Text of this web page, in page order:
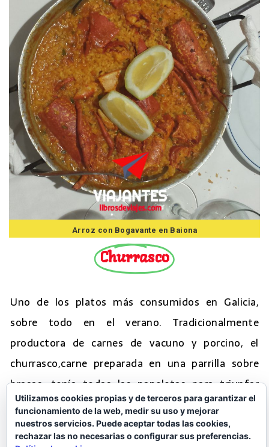
Arroz con Bogavante en Baiona
Churrasco
Uno de los platos más consumidos en Galicia,
sobre todo en el verano. Tradicionalmente
productora de carnes de vacuno y porcino, el
churrasco,carne preparada en una parrilla sobre
brasas, tenía todas las papeletas para triunfar
debido a la calidad de las carnes gallegas. Siempre
hay la discusión de si churrasco de ternera o de
Utilizamos cookies propias y de terceros para garantizar el
funcionamiento de la web, medir su uso y mejorar
nuestros servicios. Puede aceptar todas las cookies,
rechazar las no necesarias o configurar sus preferencias.